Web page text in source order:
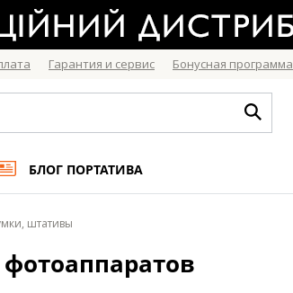
Гарантия и сервис Бонусная программа
БЛОГ ПОРТАТИВА
штативы